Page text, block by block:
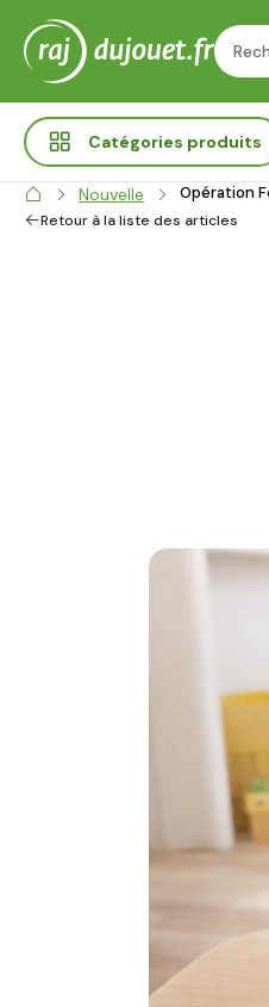
Catégories produits
Nouvelle Opération
Retour à la liste des articles